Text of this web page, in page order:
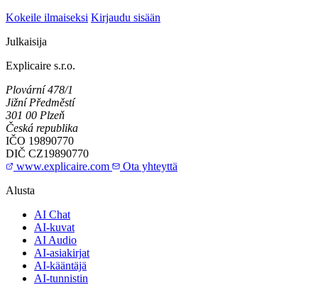
Kokeile ilmaiseksi Kirjaudu sisään
Julkaisija
Explicaire s.r.o.
Plovární 478/1
Jižní Předměstí
301 00 Plzeň
Česká republika
IČO 19890770
DIČ CZ19890770
www.explicaire.com
Ota yhteyttä
Alusta
AI Chat
AI-kuvat
AI Audio
AI-asiakirjat
AI-kääntäjä
AI-tunnistin